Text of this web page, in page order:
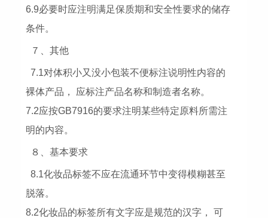
6.9必要时应注明满足保质期和安全性要求的储存
条件。
７、其他
7.1对体积小又没小包装不便标注说明性内容的
裸体产品， 应标注产品名称和制造者名称。
7.2应按GB7916的要求注明某些特定原料所需注
明的内容。
８、基本要求
8.1化妆品标签不应在流通环节中变得模糊甚至
脱落。
8.2化妆品的标签所有文字应是规范的汉字， 可